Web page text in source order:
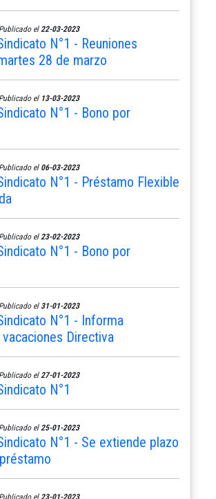
el 22-03-2023
N°1 - Reuniones
28 de marzo
el 13-03-2023
N°1 - Bono por
el 06-03-2023
N°1 - Préstamo Flexible
el 23-02-2023
N°1 - Bono por
el 31-01-2023
N°1 - Informa
Directiva
el 27-01-2023
N°1
el 25-01-2023
N°1 - Se extiende plazo
el 23-01-2023